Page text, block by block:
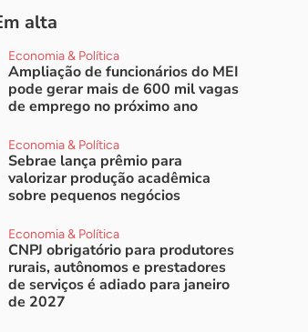
alta
Economia & Política
Ampliação de funcionários do MEI
pode gerar mais de 600 mil vagas
de emprego no próximo ano
Economia & Política
Sebrae lança prêmio para
valorizar produção acadêmica
sobre pequenos negócios
Economia & Política
CNPJ obrigatório para produtores
rurais, autônomos e prestadores
de serviços é adiado para janeiro
de 2027